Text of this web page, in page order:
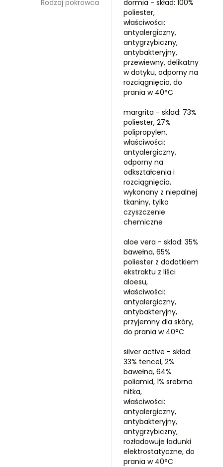
Rodzaj pokrowca
dormia - skład: 100%
poliester,
właściwości:
antyalergiczny,
antygrzybiczny,
antybakteryjny,
przewiewny, delikatny
w dotyku, odporny na
rozciągnięcia, do
prania w 40°C
margrita - skład: 73%
poliester, 27%
polipropylen,
właściwości:
antyalergiczny,
odporny na
odkształcenia i
rozciągnięcia,
wykonany z niepalnej
tkaniny, tylko
czyszczenie
chemiczne
aloe vera - skład: 35%
bawełna, 65%
poliester z dodatkiem
ekstraktu z liści
aloesu,
właściwości:
antyalergiczny,
antybakteryjny,
przyjemny dla skóry,
do prania w 40°C
silver active - skład:
33% tencel, 2%
bawełna, 64%
poliamid, 1% srebrna
nitka,
właściwości:
antyalergiczny,
antybakteryjny,
antygrzybiczny,
rozładowuje ładunki
elektrostatyczne, do
prania w 40°C